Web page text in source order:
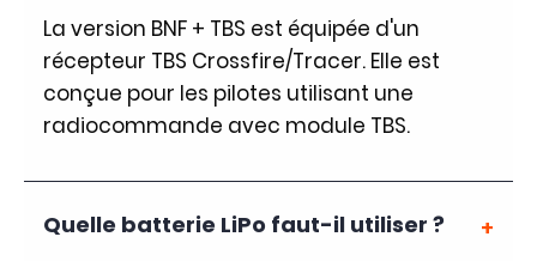
La version BNF + TBS est équipée d'un
récepteur TBS Crossfire/Tracer. Elle est
conçue pour les pilotes utilisant une
radiocommande avec module TBS.
Quelle batterie LiPo faut-il utiliser ?